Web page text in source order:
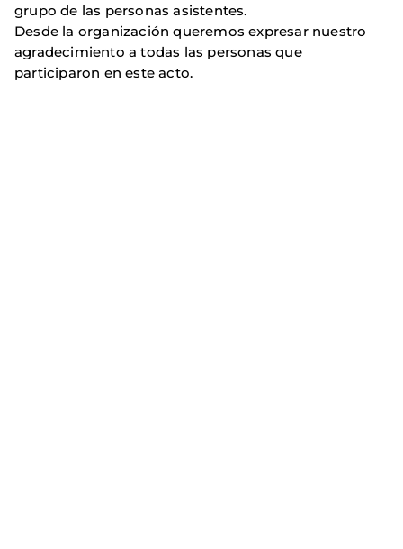
grupo de las personas asistentes.
Desde la organización queremos expresar nuestro
agradecimiento a todas las personas que
participaron en este acto.